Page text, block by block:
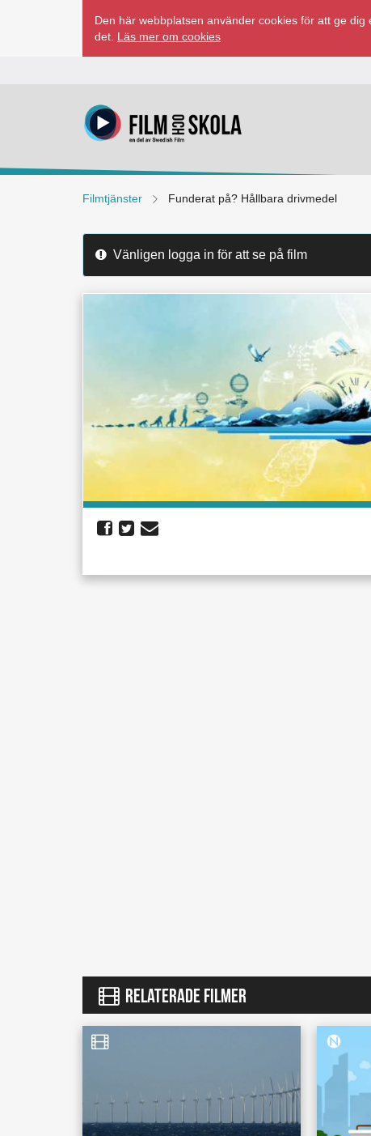
Den här webbplatsen använder cookies för att ge
det. Läs mer om cookies
Filmtjänster Funderat på? Hållbara drivmedel
Vänligen logga in för att se på film
RELATERADE FILMER